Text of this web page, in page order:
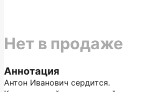
Аннотация
Антон Иванович сердится.
Нет в продаже